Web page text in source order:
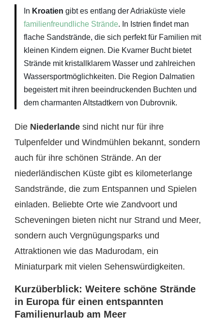
In Kroatien gibt es entlang der Adriaküste viele
familienfreundliche Strände. In Istrien findet man
flache Sandstrände, die sich perfekt für Familien mit
kleinen Kindern eignen. Die Kvarner Bucht bietet
Strände mit kristallklarem Wasser und zahlreichen
Wassersportmöglichkeiten. Die Region Dalmatien
begeistert mit ihren beeindruckenden Buchten und
dem charmanten Altstadtkern von Dubrovnik.
Die Niederlande sind nicht nur für ihre
Tulpenfelder und Windmühlen bekannt, sondern
auch für ihre schönen Strände. An der
niederländischen Küste gibt es kilometerlange
Sandstrände, die zum Entspannen und Spielen
einladen. Beliebte Orte wie Zandvoort und
Scheveningen bieten nicht nur Strand und Meer,
sondern auch Vergnügungsparks und
Attraktionen wie das Madurodam, ein
Miniaturpark mit vielen Sehenswürdigkeiten.
Kurzüberblick: Weitere schöne Strände
in Europa für einen entspannten
Familienurlaub am Meer